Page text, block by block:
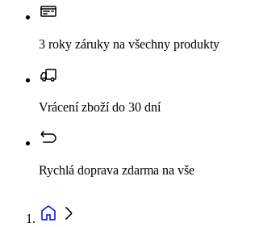
3 roky záruky na všechny produkty
Vrácení zboží do 30 dní
Rychlá doprava zdarma na vše